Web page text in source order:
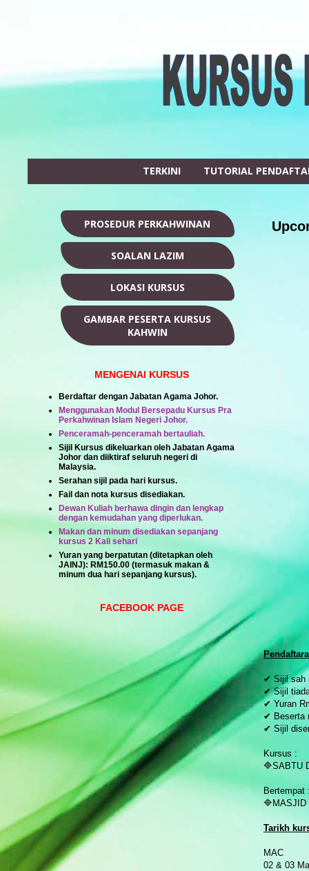
TERKINI TUTORIAL
P
✔ Sijil sah
✔ Sijil
✔ Yuran
✔ Beserta
✔ Sijil
Kursus :
🔷SABTU
🔷MASJID
Tarikh
MAC
02 & 03
PROSEDUR PERKAHWINAN
SOALAN LAZIM
LOKASI KURSUS
GAMBAR PESERTA KURSUS
KAHWIN
MENGENAI KURSUS
Berdaftar dengan Jabatan Agama Johor.
Menggunakan Modul Bersepadu Kursus Pra
Perkahwinan Islam Negeri Johor.
Penceramah-penceramah bertauliah.
Sijil Kursus dikeluarkan oleh Jabatan Agama
Johor dan diiktiraf seluruh negeri di
Malaysia.
Serahan sijil pada hari kursus.
Fail dan nota kursus disediakan.
Dewan Kuliah berhawa dingin dan lengkap
dengan kemudahan yang diperlukan.
Makan dan minum disediakan sepanjang
kursus 2 Kali sehari
Yuran yang berpatutan (ditetapkan oleh
JAINJ): RM150.00 (termasuk makan &
minum dua hari sepanjang kursus).
FACEBOOK PAGE